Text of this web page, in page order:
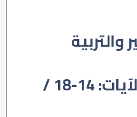
سورة التغابن، الآيات: 14-18 /